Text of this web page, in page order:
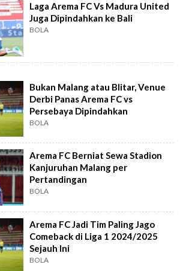
Laga Arema FC Vs Madura United
Juga Dipindahkan ke Bali
BOLA
Bukan Malang atau Blitar, Venue
Derbi Panas Arema FC vs
Persebaya Dipindahkan
BOLA
Arema FC Berniat Sewa Stadion
Kanjuruhan Malang per
Pertandingan
BOLA
Arema FC Jadi Tim Paling Jago
Comeback di Liga 1 2024/2025
Sejauh Ini
BOLA